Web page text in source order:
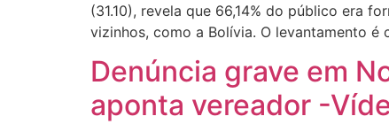
(31.10), revela que 66,14% do público era
vizinhos, como a Bolívia. O levantamento
Denúncia grave em
aponta vereador -